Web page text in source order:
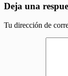
Deja una
Tu dirección de